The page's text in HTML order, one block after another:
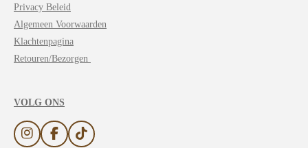
Privacy Beleid
Algemeen Voorwaarden
Klachtenpagina
Retouren/Bezorgen
VOLG ONS
I
F
T